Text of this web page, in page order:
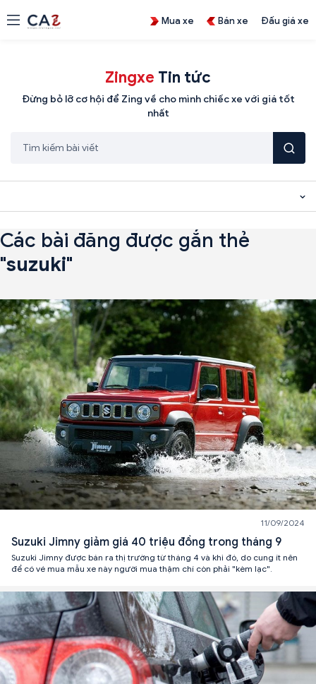
Mua xe Bán xe Đấu giá xe
Zingxe Tin tức
Đừng bỏ lỡ cơ hội để Zing về cho mình chiếc xe với giá tốt
nhất
Các bài đăng được gắn thẻ
"suzuki"
11/09/2024
Suzuki Jimny giảm giá 40 triệu đồng trong tháng 9
Suzuki Jimny được bán ra thị trường từ tháng 4 và khi đó, do cung ít nên
để có vé mua mẫu xe này người mua thậm chí còn phải "kèm lạc".